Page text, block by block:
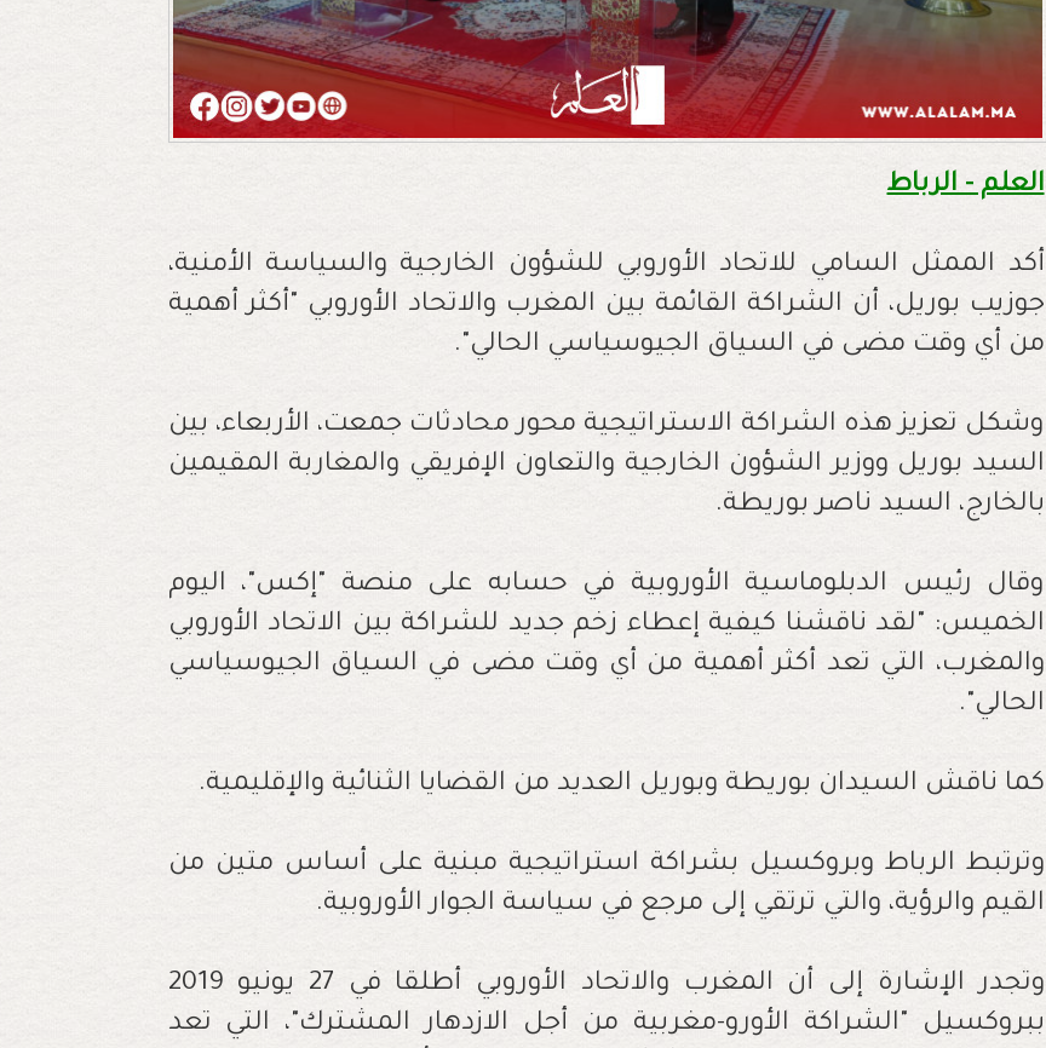
العلم - الرباط
أكد الممثل السامي للاتحاد الأوروبي للشؤون الخارجية والسياسة الأمنية،
جوزيب بوريل، أن الشراكة القائمة بين المغرب والاتحاد الأوروبي "أكثر أهمية
من أي وقت مضى في السياق الجيوسياسي الحالي".
وشكل تعزيز هذه الشراكة الاستراتيجية محور محادثات جمعت، الأربعاء، بين
السيد بوريل ووزير الشؤون الخارجية والتعاون الإفريقي والمغاربة المقيمين
بالخارج، السيد ناصر بوريطة.
وقال رئيس الدبلوماسية الأوروبية في حسابه على منصة "إكس"، اليوم
الخميس: "لقد ناقشنا كيفية إعطاء زخم جديد للشراكة بين الاتحاد الأوروبي
والمغرب، التي تعد أكثر أهمية من أي وقت مضى في السياق الجيوسياسي
الحالي".
كما ناقش السيدان بوريطة وبوريل العديد من القضايا الثنائية والإقليمية.
وترتبط الرباط وبروكسيل بشراكة استراتيجية مبنية على أساس متين من
القيم والرؤية، والتي ترتقي إلى مرجع في سياسة الجوار الأوروبية.
وتجدر الإشارة إلى أن المغرب والاتحاد الأوروبي أطلقا في 27 يونيو 2019
ببروكسيل "الشراكة الأورو-مغربية من أجل الازدهار المشترك"، التي تعد